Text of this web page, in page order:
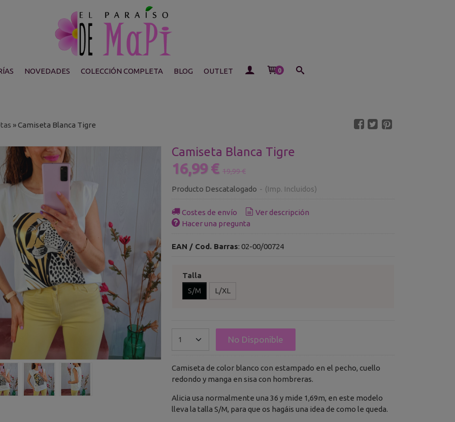
NOVEDADES COLECCIÓN COMPLETA BLOG OUTLET 0
»Camiseta Blanca Tigre
Camiseta Blanca Tigre
16,99 € 19,99 €
Producto Descatalogado - (Imp. Incluidos)
Costes de envío
Ver descripción
Hacer una pregunta
EAN / Cod. Barras: 02-00/00724
Talla
S/M
L/XL
No Disponible
Camiseta de color blanco con estampado en el pecho, cuello
redondo y manga en sisa con hombreras.
Alicia usa normalmente una 36 y mide 1,69m, en este modelo
lleva la talla S/M, para que os hagáis una idea de como le queda.